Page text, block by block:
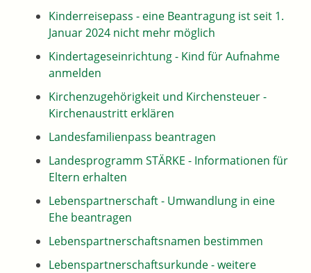
Kinderreisepass - eine Beantragung ist seit 1.
Januar 2024 nicht mehr möglich
Kindertageseinrichtung - Kind für Aufnahme
anmelden
Kirchenzugehörigkeit und Kirchensteuer -
Kirchenaustritt erklären
Landesfamilienpass beantragen
Landesprogramm STÄRKE - Informationen für
Eltern erhalten
Lebenspartnerschaft - Umwandlung in eine
Ehe beantragen
Lebenspartnerschaftsnamen bestimmen
Lebenspartnerschaftsurkunde - weitere